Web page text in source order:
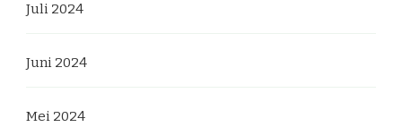
Juli 2024
Juni 2024
Mei 2024